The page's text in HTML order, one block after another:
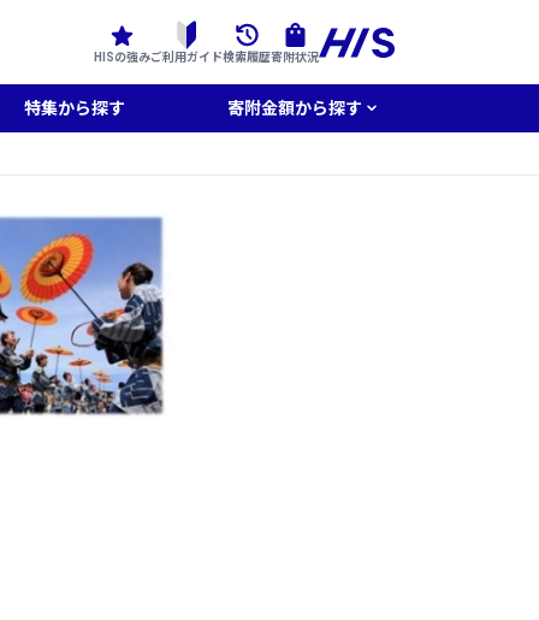
HISの強みご利用ガイド検索履歴寄附状況
特集から探す 寄附金額から探す